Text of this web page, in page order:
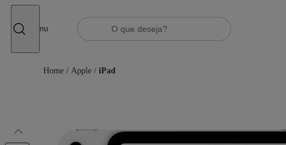
Menu
Home / Apple / iPad